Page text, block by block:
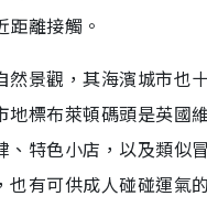
距離接觸。
然景觀，其海濱城市也
地標布萊頓碼頭是英國
、特色小店，以及類似
也有可供成人碰碰運氣